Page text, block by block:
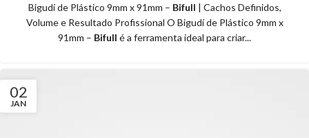
Bigudí de Plástico 9mm x 91mm – Bifull | Cachos Definidos,
Volume e Resultado Profissional O Bigudí de Plástico 9mm x
91mm – Bifull é a ferramenta ideal para criar...
02
JAN